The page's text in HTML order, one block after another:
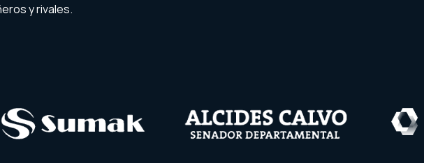
y rivales.